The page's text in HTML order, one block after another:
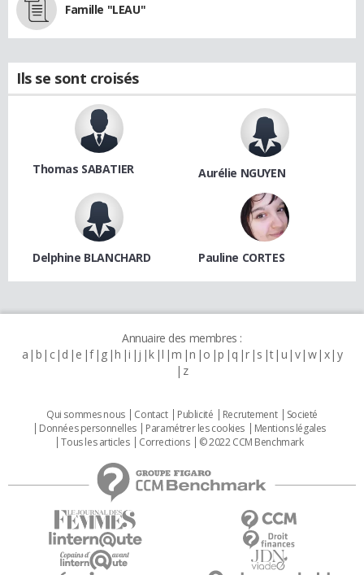
Famille "LEAU"
Ils se sont croisés
Thomas SABATIER Aurélie NGUYEN
Delphine BLANCHARD Pauline CORTES
Annuaire des membres :
a b c d e f g h i j k l m n o p q r s t u v w x y
z
Qui sommes nous Contact Publicité Recrutement
Societé
Données personnelles
Paramétrer les cookies
Mentions légales
Tous les articles
Corrections © 2022 CCM Benchmark